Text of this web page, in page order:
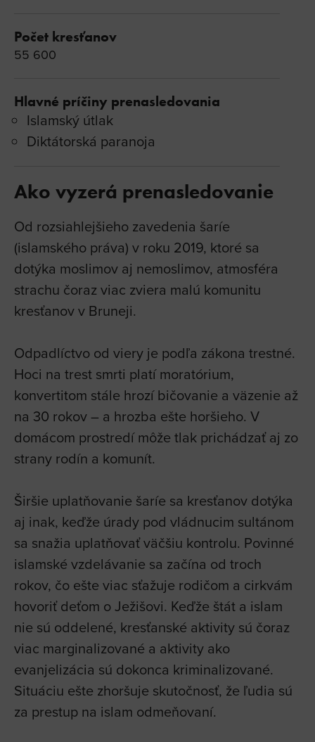
Počet kresťanov
55 600
Hlavné príčiny prenasledovania
Islamský útlak
Diktátorská paranoja
Ako vyzerá prenasledovanie
Od rozsiahlejšieho zavedenia šaríe
(islamského práva) v roku 2019, ktoré sa
dotýka moslimov aj nemoslimov, atmosféra
strachu čoraz viac zviera malú komunitu
kresťanov v Bruneji.
Odpadlíctvo od viery je podľa zákona trestné.
Hoci na trest smrti platí moratórium,
konvertitom stále hrozí bičovanie a väzenie až
na 30 rokov – a hrozba ešte horšieho. V
domácom prostredí môže tlak prichádzať aj zo
strany rodín a komunít.
Širšie uplatňovanie šaríe sa kresťanov dotýka
aj inak, keďže úrady pod vládnucim sultánom
sa snažia uplatňovať väčšiu kontrolu. Povinné
islamské vzdelávanie sa začína od troch
rokov, čo ešte viac sťažuje rodičom a cirkvám
hovoriť deťom o Ježišovi. Keďže štát a islam
nie sú oddelené, kresťanské aktivity sú čoraz
viac marginalizované a aktivity ako
evanjelizácia sú dokonca kriminalizované.
Situáciu ešte zhoršuje skutočnosť, že ľudia sú
za prestup na islam odmeňovaní.